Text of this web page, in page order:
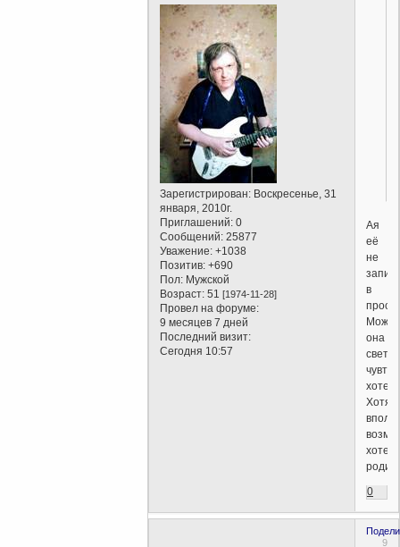
Зарегистрирован: Воскресенье, 31
января, 2010г.
Приглашений: 0
Сообщений: 25877
Уважение: +1038
Позитив: +690
Пол: Мужской
Возраст: 51[1974-11-28]
Провел на форуме:
9 месяцев 7 дней
Последний визит:
Сегодня 10:57
Ая
её
не
в
она
Хотя,
0
9